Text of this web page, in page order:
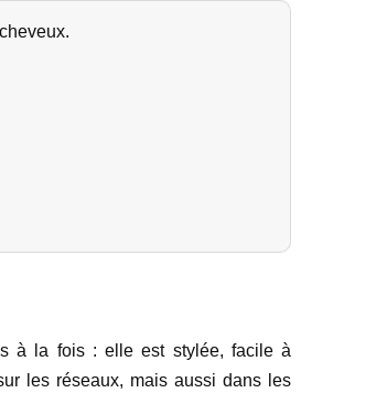
à la fois : elle est stylée, facile à
les réseaux, mais aussi dans les